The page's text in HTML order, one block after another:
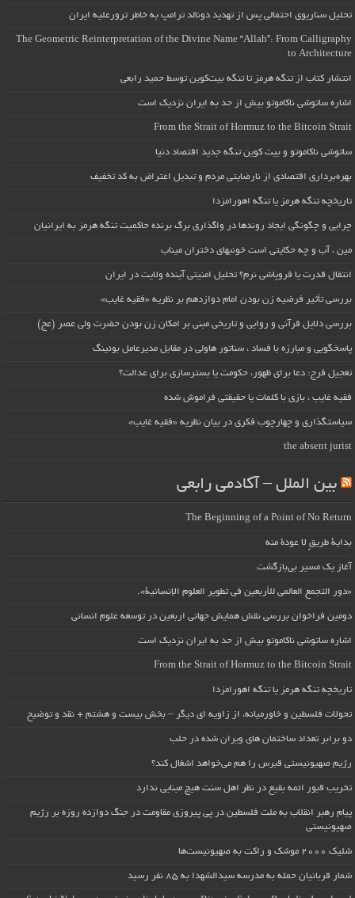
تحلیل سناریوی احتمالی پس از تهدید دونالد ترامپ به خاطر ترورعلیه ایران
The Geometric Reinterpretation of the Divine Name “Allah”: From Calligraphy
to Architecture
انتشار کتاب از تنگه هرمز تا تنگه بیت‌کوین توسط حمید رابعی
اشاره ساتوشی ناکاموتو بیش از حد به ایران نزدیک است
From the Strait of Hormuz to the Bitcoin Strait
ساتوشی ناکاموتو و بیت کوین تنگه جدید اقتصاد دنیا
بهره‌برداری اقتصادی از نارضایتی مردم و تبدیل اعتراض به کد تخفیف
تاریخچه تنگه هرمز یا تنگه اهورامزدا
چرایی و چگونگی ایجاد روندها در واگذاری برگ برنده حاکمیت تنگه هرمز به ایرانیان
مین ، آب و چه حکایتی است خونبهای دختران میناب
انتقال قدرت یا فروپاشی نرم؟ تحلیل امنیتی آینده ولایت در ایران
بررسی تأثیر فرضیه زن بودن امام دوازدهم بر نظریه «فقیه غایب»
بررسی دلایل قرآنی و روایی و تاریخی مبنی بر امکان زن بودن حضرت ولی عصر (عج)
پاسخگویی و مبارزه با فساد ، سناتور هاولی در مقابل مدیرعامل بوئینگ
تعجیل فرج: دعا برای ظهور، حکومت یا بسترسازی برای عدالت؟
فقیه غایب ، بازی با کلمات یا حقیقتی فراموش شده
سیاستگذاری و چهارچوب فکری در بیان نظریه «فقیه غایب»
the absent jurist
بین الملل – آکادمی رابعی
The Beginning of a Point of No Return
بداية طريقٍ لا عودة منه
آغاز یک مسیر بی‌بازگشت
«دور التجمع العالمي للأربعين في تطوير العلوم الإنسانية».
دومین فراخوان بررسی نقش همایش جهانی اربعین در توسعه علوم انسانی
اشاره ساتوشی ناکاموتو بیش از حد به ایران نزدیک است
From the Strait of Hormuz to the Bitcoin Strait
تاریخچه تنگه هرمز یا تنگه اهورامزدا
تحولات فلسطین و خاورمیانه، از زاویه ای دیگر – بخش بیست و هشتم + نقد و توضیح
دو برابر تعداد ساختمان های ویران شده در حلب
رژیم صهیونیستی قبرس را هم می‌خواهد اشغال کند؟
تخریب قبور ائمه بقیع در نظر اهل سنت هیچ مبنایی ندارد
پیام رهبر انقلاب به ملت فلسطین در پی پیروزی مقاومت در جنگ دوازده روزه بر رژیم
صهیونیستی
شلیک ۲۰۰۰ موشک و راکت به صهیونیست‌ها
شمار قربانیان حمله به مدرسه سیدالشهدا به ۸۵ نفر رسید